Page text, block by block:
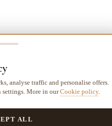
526,50 zł
cm
695,50 zł
240x330
cm
analyse traffic and personalise offers.
settings. More in our Cookie policy.
ALL